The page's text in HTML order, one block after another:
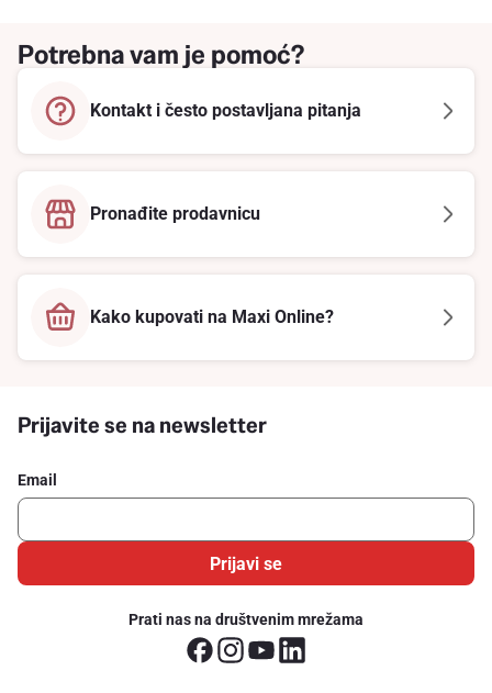
Potrebna vam je pomoć?
Kontakt i često postavljana pitanja
Pronađite prodavnicu
Kako kupovati na Maxi Online?
Prijavite se na newsletter
Email
Prijavi se
Prati nas na društvenim mrežama